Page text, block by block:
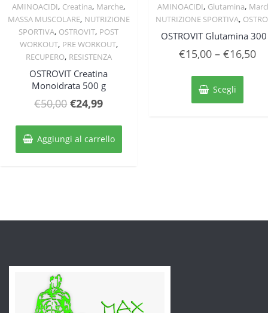
Quick View
AMINOACIDI, Creatina, Marche,
MASSA MUSCOLARE, NUTRIZIONE
SPORTIVA, OSTROVIT, POST
WORKOUT, PRE WORKOUT,
RECUPERO, RESISTENZA
OSTROVIT Creatina
Monoidrata 500 g
€50,00 Il
originale
era:
€24,99Il
attuale
è:
Aggiungi al carrello
Quick View
AMINOACIDI, Glutamina,
NUTRIZIONE SPORTIVA,
OSTROVIT Glutamina
€15,00– €16,50
Scegli
del